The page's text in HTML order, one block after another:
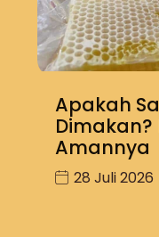
Apakah
Amannya
28 Juli 2026